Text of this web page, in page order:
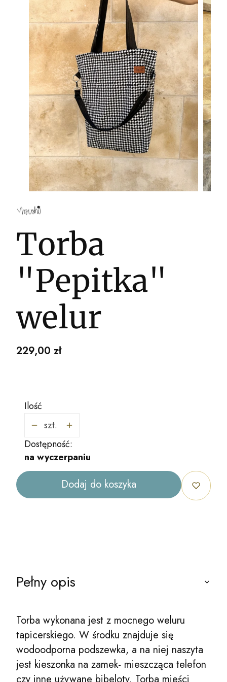
Torba
"Pepitka"
welur
Cena
229,00 zł
Ilość
szt.
Dostępność:
na wyczerpaniu
Dodaj do koszyka
Pełny opis
Torba wykonana jest z mocnego weluru
tapicerskiego. W środku znajduje się
wodoodporna podszewka, a na niej naszyta
jest kieszonka na zamek- mieszcząca telefon